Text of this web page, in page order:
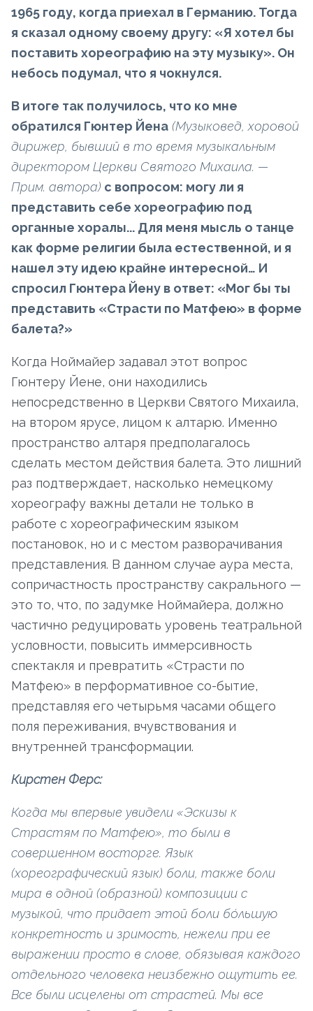
1965 году, когда приехал в Германию. Тогда
я сказал одному своему другу: «Я хотел бы
поставить хореографию на эту музыку». Он
небось подумал, что я чокнулся.
В итоге так получилось, что ко мне
обратился Гюнтер Йена (Музыковед, хоровой
дирижер, бывший в то время музыкальным
директором Церкви Святого Михаила. —
Прим. автора) с вопросом: могу ли я
представить себе хореографию под
органные хоралы... Для меня мысль о танце
как форме религии была естественной, и я
нашел эту идею крайне интересной… И
спросил Гюнтера Йену в ответ: «Мог бы ты
представить «Страсти по Матфею» в форме
балета?»
Когда Ноймайер задавал этот вопрос
Гюнтеру Йене, они находились
непосредственно в Церкви Святого Михаила,
на втором ярусе, лицом к алтарю. Именно
пространство алтаря предполагалось
сделать местом действия балета. Это лишний
раз подтверждает, насколько немецкому
хореографу важны детали не только в
работе с хореографическим языком
постановок, но и с местом разворачивания
представления. В данном случае аура места,
сопричастность пространству сакрального —
это то, что, по задумке Ноймайера, должно
частично редуцировать уровень театральной
условности, повысить иммерсивность
спектакля и превратить «Страсти по
Матфею» в перформативное со-бытие,
представляя его четырьмя часами общего
поля переживания, вчувствования и
внутренней трансформации.
Кирстен Ферс:
Когда мы впервые увидели «Эскизы к
Cтрастям по Матфею», то были в
совершенном восторге. Язык
(хореографический язык) боли, также боли
мира в одной (образной) композиции с
музыкой, что придает этой боли бо́льшую
конкретность и зримость, нежели при ее
выражении просто в слове, обязывая каждого
отдельного человека неизбежно ощутить ее.
Все были исцелены от страстей. Мы все